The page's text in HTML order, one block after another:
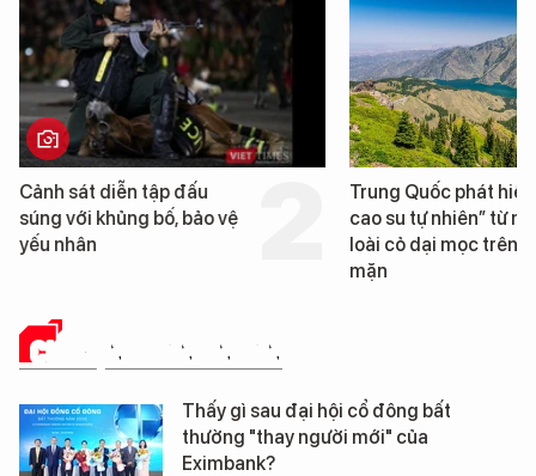
Trung Quốc phát hiện “mỏ
cao su tự nhiên” từ một
loài cỏ dại mọc trên đất
Loạt dự án bất động
Đà Nẵng sắp bị kiểm
CHUYỆN DOANH NHÂN
Thấy gì sau đại hội cổ đông bất
thường "thay người mới" của
Eximbank?